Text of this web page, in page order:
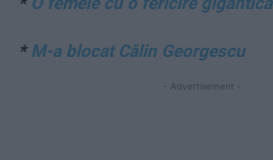
* M-a blocat Călin Georgescu
- Advertisement -